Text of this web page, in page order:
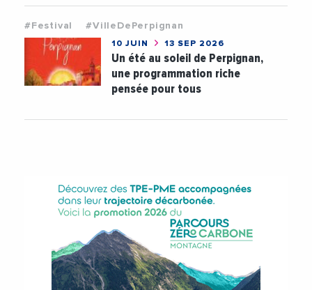
#Festival #VilleDePerpignan
10 JUIN 13 SEP 2026
Un été au soleil de Perpignan,
une programmation riche
pensée pour tous